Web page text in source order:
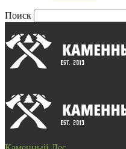
Поиск